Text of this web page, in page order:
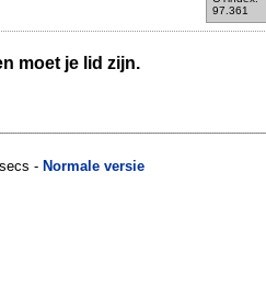
97.361
moet je lid zijn.
secs - Normale versie